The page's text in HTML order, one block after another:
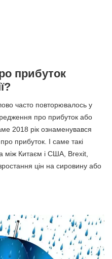
прибуток
часто повторювалось у
про прибуток або
2018 рік ознаменувався
прибуток. І саме такі
між Китаєм і США, Brexit,
цін на сировину або